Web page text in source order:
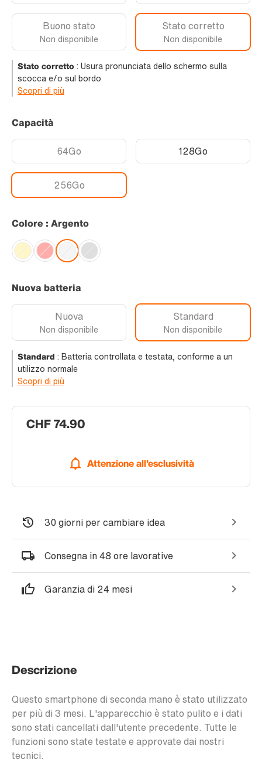
CHF 74.90
Attenzione all'esclusività
Buono stato
Non disponibile
Stato corretto
Non disponibile
Stato corretto: Usura pronunciata dello schermo sulla
scocca e/o sul bordo
Scopri di più
Capacità
64Go 128Go
256Go
Colore : Argento
Nuova batteria
Nuova
Non disponibile
Standard
Non disponibile
Standard : Batteria controllata e testata, conforme a un
utilizzo normale
Scopri di più
30 giorni per cambiare idea
Consegna in 48 ore lavorative
Garanzia di 24 mesi
Descrizione
Questo smartphone di seconda mano è stato utilizzato
per più di 3 mesi. L'apparecchio è stato pulito e i dati
sono stati cancellati dall'utente precedente. Tutte le
funzioni sono state testate e approvate dai nostri
tecnici.